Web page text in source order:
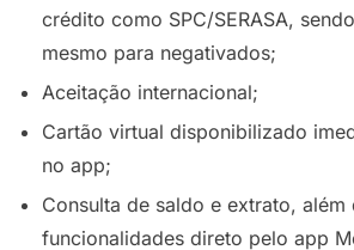
crédito como SPC/SERASA,
mesmo para negativados;
Aceitação internacional;
Cartão virtual disponibilizado
no app;
Consulta de saldo e extrato, além
funcionalidades direto pelo app